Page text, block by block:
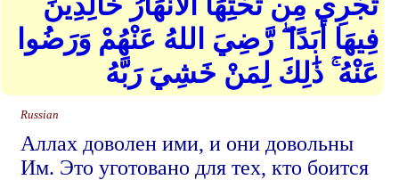
فِيهَا أَبَدًا ۖ رَّضِيَ اللهُ عَنْهُمْ وَرَضُوا
عَنْهُ ۚ ذَٰلِكَ لِمَنْ خَشِيَ رَبَّهُ
Russian
Аллах доволен ими, и они довольны
Им. Это уготовано для тех, кто боится